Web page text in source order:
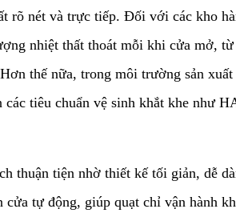
rõ nét và trực tiếp. Đối với các kho
nhiệt thất thoát mỗi khi cửa mở,
thế nữa, trong môi trường sản
tiêu chuẩn vệ sinh khắt khe như
thuận tiện nhờ thiết kế tối giản, dễ
tự động, giúp quạt chỉ vận hành